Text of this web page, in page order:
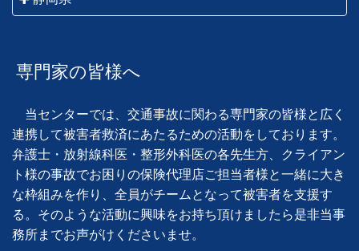
市・知多市・岡崎市・碧南市・刈谷市・豊田市・安城
市・松阪市・伊勢市・鳥羽市・志摩市・伊賀市・名張
磐田市・森町・浜松市・湖西市
専門家の皆様へ
当センターでは、交通事故に関わる専門家の皆様と広く
連携して被害者救済にあたるための活動をしております。
弁護士・放射線科医・整形外科医の各先生方、クライアン
ト様の事故でお困りの保険代理店ご担当者様と一緒に大き
な枠組みを作り、全員がチームとなって被害者を支援す
る。そのような活動に興味をお持ち頂けましたら是非当事
務所までお声がけくださいませ。